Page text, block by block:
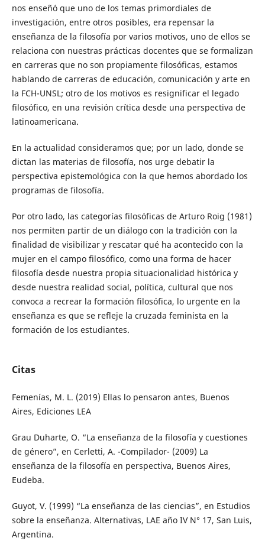
nos enseñó que uno de los temas primordiales de
investigación, entre otros posibles, era repensar la
enseñanza de la filosofía por varios motivos, uno de ellos se
relaciona con nuestras prácticas docentes que se formalizan
en carreras que no son propiamente filosóficas, estamos
hablando de carreras de educación, comunicación y arte en
la FCH-UNSL; otro de los motivos es resignificar el legado
filosófico, en una revisión crítica desde una perspectiva de
latinoamericana.
En la actualidad consideramos que; por un lado, donde se
dictan las materias de filosofía, nos urge debatir la
perspectiva epistemológica con la que hemos abordado los
programas de filosofía.
Por otro lado, las categorías filosóficas de Arturo Roig (1981)
nos permiten partir de un diálogo con la tradición con la
finalidad de visibilizar y rescatar qué ha acontecido con la
mujer en el campo filosófico, como una forma de hacer
filosofía desde nuestra propia situacionalidad histórica y
desde nuestra realidad social, política, cultural que nos
convoca a recrear la formación filosófica, lo urgente en la
enseñanza es que se refleje la cruzada feminista en la
formación de los estudiantes.
Citas
Femenías, M. L. (2019) Ellas lo pensaron antes, Buenos
Aires, Ediciones LEA
Grau Duharte, O. “La enseñanza de la filosofía y cuestiones
de género”, en Cerletti, A. -Compilador- (2009) La
enseñanza de la filosofía en perspectiva, Buenos Aires,
Eudeba.
Guyot, V. (1999) “La enseñanza de las ciencias”, en Estudios
sobre la enseñanza. Alternativas, LAE año IV N° 17, San Luis,
Argentina.